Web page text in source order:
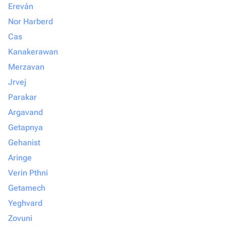
Ereván
Nor Harberd
Cas
Kanakerawan
Merzavan
Jrvej
Parakar
Argavand
Getapnya
Gehanist
Aringe
Verin Pthni
Getamech
Yeghvard
Zovuni